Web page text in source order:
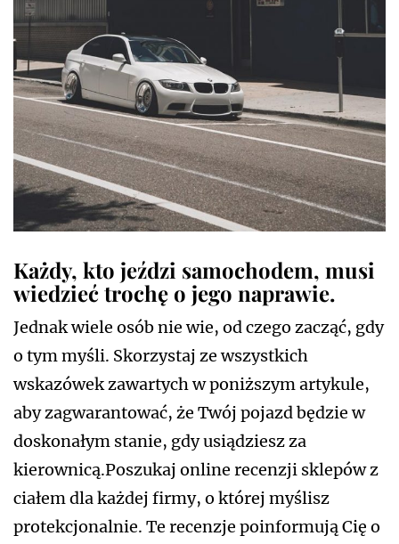
Każdy, kto jeździ samochodem, musi
wiedzieć trochę o jego naprawie.
Jednak wiele osób nie wie, od czego zacząć, gdy
o tym myśli. Skorzystaj ze wszystkich
wskazówek zawartych w poniższym artykule,
aby zagwarantować, że Twój pojazd będzie w
doskonałym stanie, gdy usiądziesz za
kierownicą.Poszukaj online recenzji sklepów z
ciałem dla każdej firmy, o której myślisz
protekcjonalnie. Te recenzje poinformują Cię o